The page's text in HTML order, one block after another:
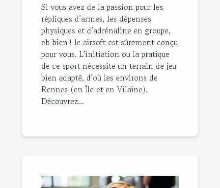
Si vous avez de la passion pour les
répliques d’armes, les dépenses
physiques et d’adrénaline en groupe,
eh bien ! le airsoft est sûrement conçu
pour vous. L’initiation ou la pratique
de ce sport nécessite un terrain de jeu
bien adapté, d’où les environs de
Rennes (en Île et en Vilaine).
Découvrez...